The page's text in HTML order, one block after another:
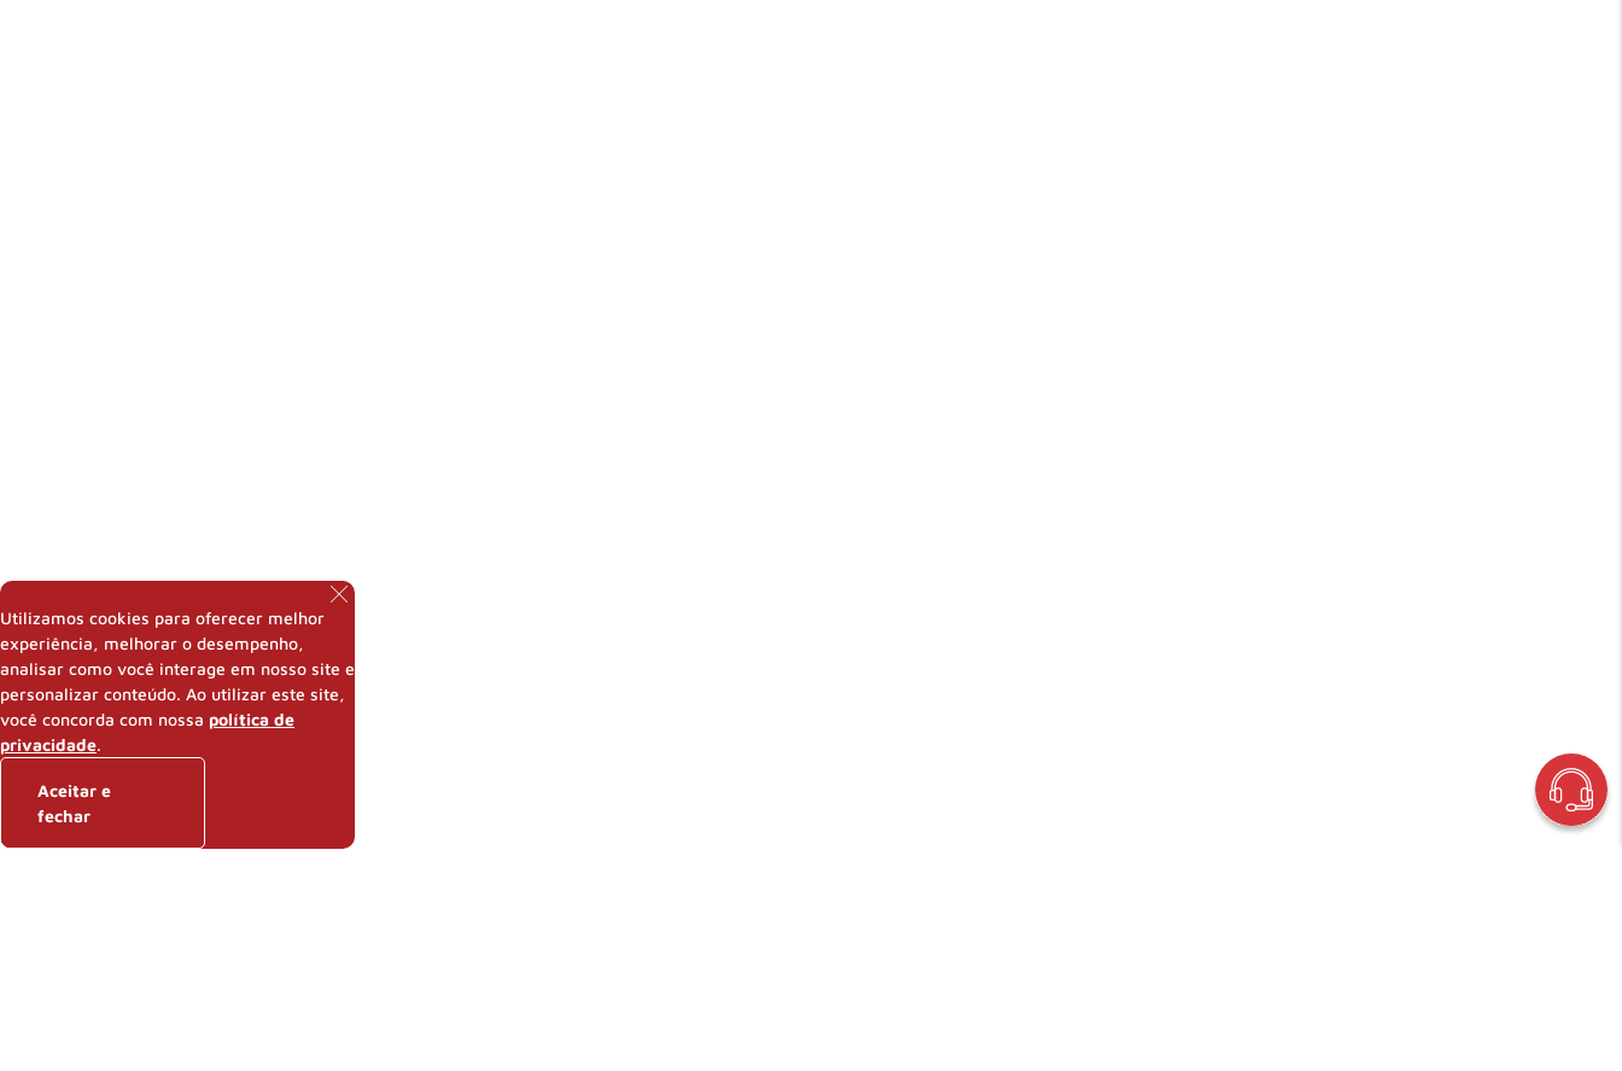
Utilizamos cookies para oferecer melhor
experiência, melhorar o desempenho,
analisar como você interage em nosso site e
personalizar conteúdo. Ao utilizar este site,
você concorda com nossa política de
privacidade.
Aceitar e
fechar